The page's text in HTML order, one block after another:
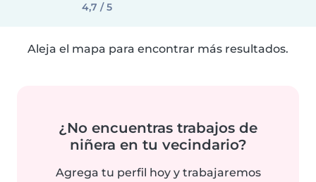
4,7 / 5
Aleja el mapa para encontrar más resultados.
¿No encuentras trabajos de
niñera en tu vecindario?
Agrega tu perfil hoy y trabajaremos